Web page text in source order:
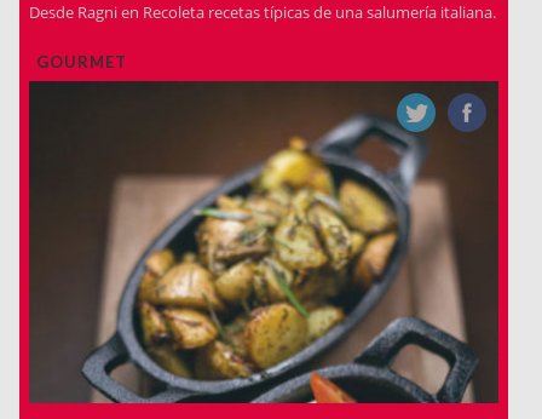
Desde Ragni en Recoleta recetas típicas de una salumería italiana.
GOURMET